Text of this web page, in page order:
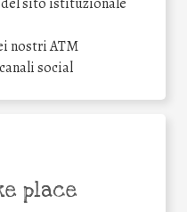
nostri ATM
social
place